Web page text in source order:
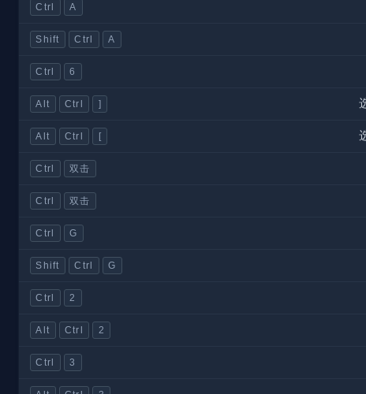
Ctrl A
Shift Ctrl A
Ctrl 6
Alt Ctrl ]
Alt Ctrl [
Ctrl 双击
Ctrl 双击
Ctrl G
Shift Ctrl G
Ctrl 2
Alt Ctrl 2
Ctrl 3